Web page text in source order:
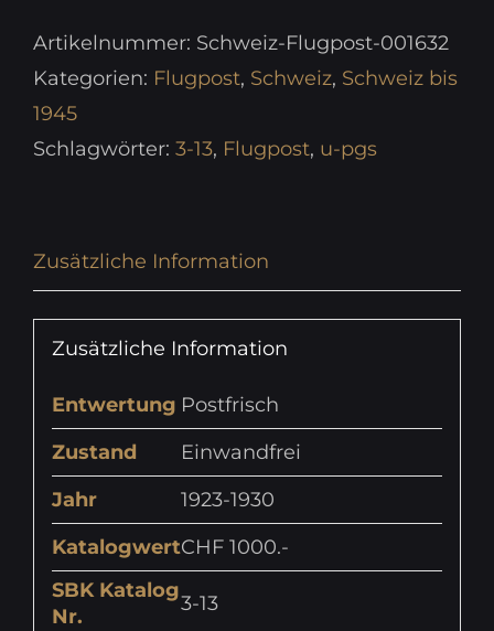
Artikelnummer: Schweiz-Flugpost-001632
Kategorien: Flugpost, Schweiz, Schweiz bis
1945
Schlagwörter: 3-13, Flugpost, u-pgs
Zusätzliche Information
Zusätzliche Information
Entwertung Postfrisch
Zustand
Einwandfrei
Jahr
1923-1930
KatalogwertCHF 1000.-
SBK Katalog
Nr.
3-13